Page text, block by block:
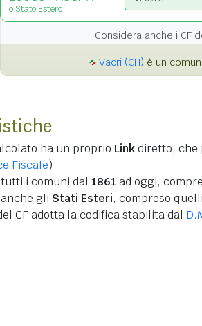
o Stato Estero
Considera anche i CF
Vacri (CH) è un
ha un proprio Linkdiretto, che
Fiscale)
i comuni dal 1861 ad oggi,
gli Stati Esteri, compreso
CF adotta la codifica stabilita dal